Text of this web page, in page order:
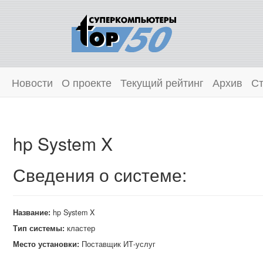
Новости О проекте Текущий рейтинг Архив
hp System X
Сведения о системе:
Название: hp System X
Тип системы: кластер
Место установки: Поставщик ИТ‑услуг